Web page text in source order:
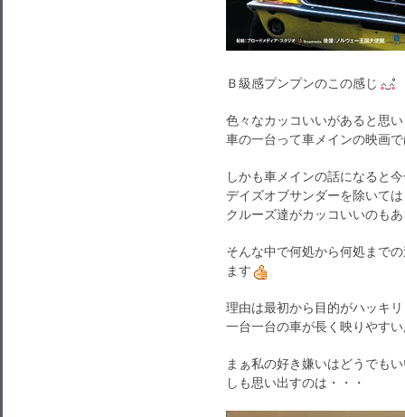
Ｂ級感プンプンのこの感じ
色々なカッコいいがあると思
車の一台って車メインの映画
しかも車メインの話になると
デイズオブサンダーを除いては
クルーズ達がカッコいいのも
そんな中で何処から何処まで
ます
理由は最初から目的がハッキ
一台一台の車が長く映りやす
まぁ私の好き嫌いはどうでも
しも思い出すのは・・・